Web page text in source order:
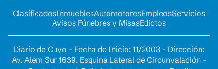
ClasificadosInmueblesAutomotoresEmpleosServicios
Avisos Fúnebres y MisasEdictos
Diario de Cuyo - Fecha de Inicio: 11/2003 - Dirección:
Av. Alem Sur 1639. Esquina Lateral de Circunvalación -